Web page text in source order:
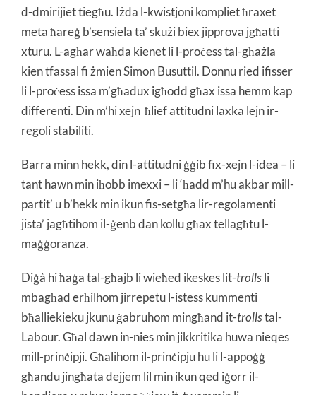
d-dmirijiet tiegħu. Iżda l-kwistjoni kompliet ħraxet
meta ħareġ b’sensiela ta’ skużi biex jipprova jgħatti
xturu. L-agħar waħda kienet li l-proċess tal-għażla
kien tfassal fi żmien Simon Busuttil. Donnu ried ifisser
li l-proċess issa m’għadux igħodd għax issa hemm kap
differenti. Din m’hi xejn ħlief attitudni laxka lejn ir-
regoli stabiliti.
Barra minn hekk, din l-attitudni ġġib fix-xejn l-idea – li
tant hawn min iħobb imexxi – li ‘ħadd m’hu akbar mill-
partit’ u b’hekk min ikun fis-setgħa lir-regolamenti
jista’ jagħtihom il-ġenb dan kollu għax tellagħtu l-
maġġoranza.
Diġà hi ħaġa tal-għajb li wieħed ikeskes lit-trollsli
mbagħad erħilhom jirrepetu l-istess kummenti
bħalliekieku jkunu ġabruhom mingħand it-trollstal-
Labour. Għal dawn in-nies min jikkritika huwa nieqes
mill-prinċipji. Għalihom il-prinċipju hu li l-appoġġ
għandu jingħata dejjem lil min ikun qed iġorr il-